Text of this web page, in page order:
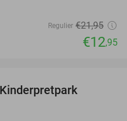
Regulier €21,95
€12,95